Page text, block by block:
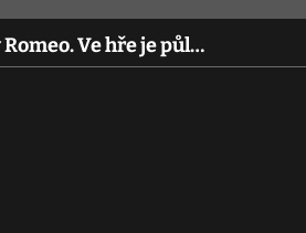
Ve hře je půl…